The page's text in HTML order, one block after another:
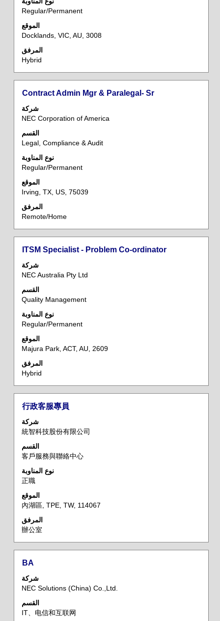
Regular/Permanent
الموقع
Docklands, VIC, AU, 3008
المرفق
Hybrid
الوظيفة
المسمى
Contract Admin Mgr & Paralegal- Sr
شركة
NEC Corporation of America
القسم
Legal, Compliance & Audit
نوع المناوبة
Regular/Permanent
الموقع
Irving, TX, US, 75039
المرفق
Remote/Home
حدد
مفتاح
لعرض
محتويات
معلومات
الوظيفة
المسمى
ITSM Specialist - Problem Co-ordinator
شركة
NEC Australia Pty Ltd
القسم
Quality Management
نوع المناوبة
Regular/Permanent
الموقع
Majura Park, ACT, AU, 2609
المرفق
Hybrid
حدد
مفتاح
لعرض
محتويات
معلومات
الوظيفة
المسمى
行政客服專員
شركة
統智科技股份有限公司
القسم
客戶服務與聯絡中心
نوع المناوبة
正職
الموقع
內湖區, TPE, TW, 114067
المرفق
辦公室
حدد
مفتاح
لعرض
محتويات
معلومات
الوظيفة
المسمى
BA
شركة
NEC Solutions (China) Co.,Ltd.
القسم
IT、电信和互联网
حدد
مفتاح
لعرض
محتويات